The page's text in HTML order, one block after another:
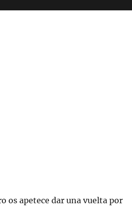
os apetece dar una vuelta por